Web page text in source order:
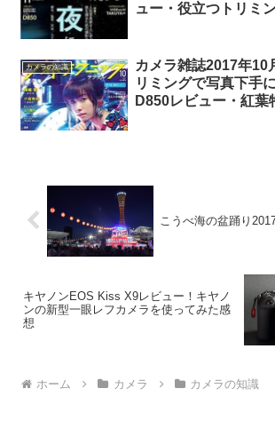
ュー・役立つトリミ
カメラの知識
カメラ雑誌2017年10
リミングで写真下手
D850レビュー・紅葉
こうべ海の盆踊り
キヤノンEOS Kiss X9レビュー！キヤノ
ンの新型一眼レフカメラを使ってみた感
想
ホーム カメラ カメラの知識